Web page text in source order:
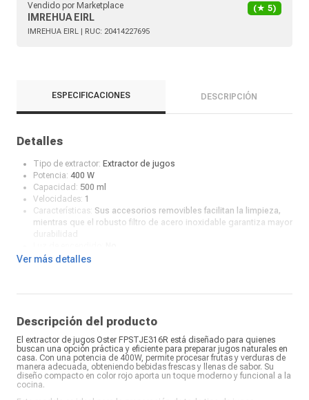
Vendido por Marketplace
IMREHUA EIRL
(★ 5)
IMREHUA EIRL | RUC: 20414227695
ESPECIFICACIONES DESCRIPCIÓN
Detalles
Tipo de extractor: Extractor de jugos
Potencia: 400 W
Capacidad: 500 ml
Velocidades: 1
Características: Sus accesorios removibles facilitan la limpieza,
mientras que el robusto filtro de acero inoxidable garantiza mayor
Color:Rojo
Ver más detalles
Descripción del producto
El extractor de jugos Oster FPSTJE316R está diseñado para quienes
buscan una opción práctica y eficiente para preparar jugos naturales en
casa. Con una potencia de 400W, permite procesar frutas y verduras de
manera adecuada, obteniendo bebidas frescas y llenas de sabor. Su
diseño compacto en color rojo aporta un toque moderno y funcional a la
cocina.